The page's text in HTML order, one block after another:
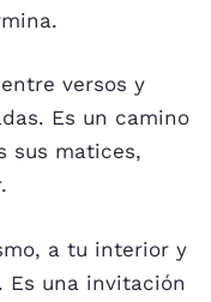
versos y
Es un camino
sus matices,
a tu interior y
Es una invitación